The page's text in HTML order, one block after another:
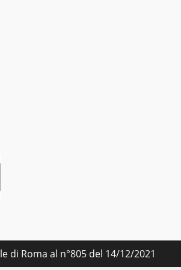
Roma al n°805 del 14/12/2021